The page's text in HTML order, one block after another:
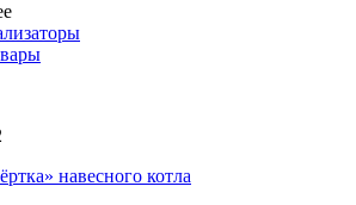
навесного котла